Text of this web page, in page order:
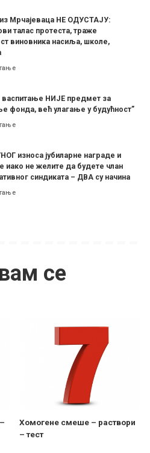
Мрчајеваца НЕ ОДУСТАЈУ:
талас протеста, траже
виновника насиља, школе,
васпитање НИЈЕ предмет за
фонда, већ улагање у будућност”
износа јубиларне награде и
иако не желите да будете члан
синдиката – ДВА су начина
се
Хомогене смеше – раствори
– тест